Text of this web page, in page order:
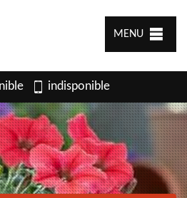
MENU
indisponible